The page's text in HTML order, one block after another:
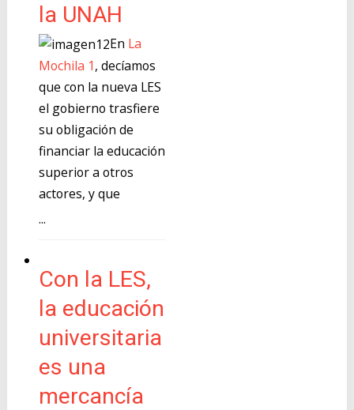
la UNAH
En La
Mochila 1, decíamos
que con la nueva LES
el gobierno trasfiere
su obligación de
financiar la educación
superior a otros
actores, y que
...
Con la LES,
la educación
universitaria
es una
mercancía